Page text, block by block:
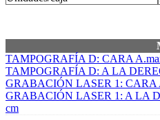
TAMPOGRAFÍA D: CARA
TAMPOGRAFÍA D: A LA
GRABACIÓN LASER 1: CARA
GRABACIÓN LASER 1: A LA
cm